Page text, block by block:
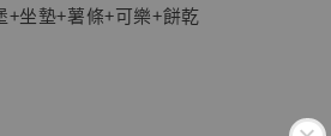
坐墊+薯條+可樂+餅乾